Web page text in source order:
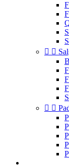
 
 